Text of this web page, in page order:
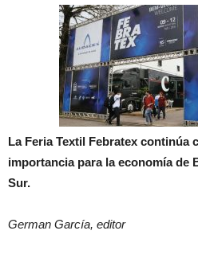
La Feria Textil Febratex continúa
importancia para la economía de
Sur.
German García, editor